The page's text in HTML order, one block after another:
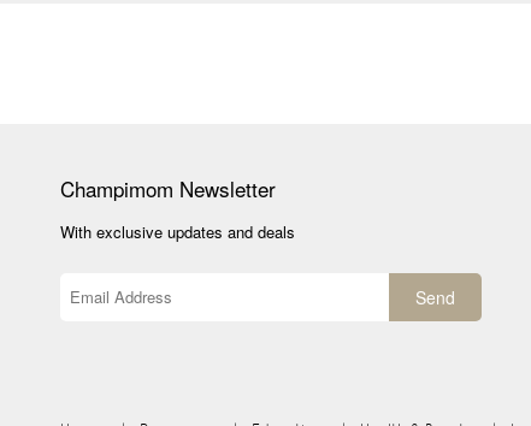
Champimom Newsletter
With exclusive updates and deals
Send